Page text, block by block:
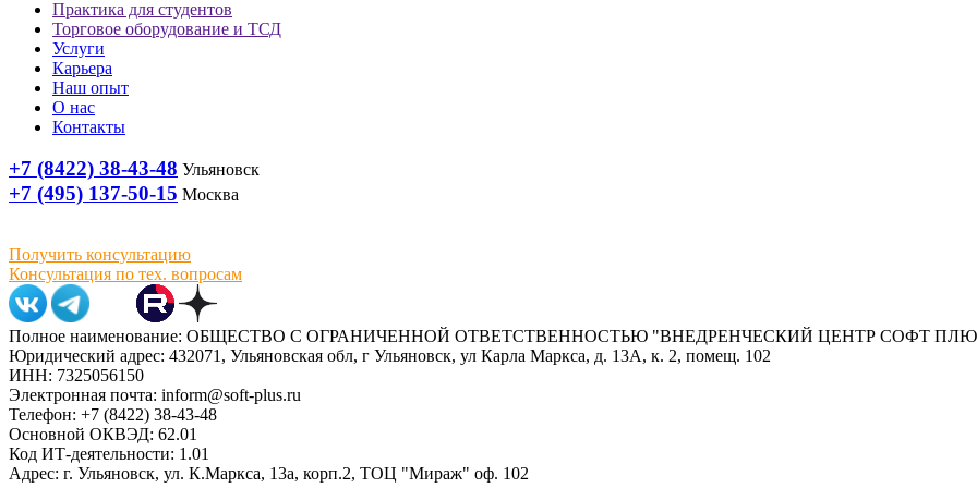
Практика для студентов
Торговое оборудование и ТСД
Услуги
Карьера
Наш опыт
О нас
Контакты
+7 (8422) 38-43-48 Ульяновск
+7 (495) 137-50-15 Москва
Получить консультацию
Консультация по тех. вопросам
Полное наименование: ОБЩЕСТВО С ОГРАНИЧЕННОЙ ОТВЕТСТВЕННОСТЬЮ "ВНЕДРЕНЧЕСКИЙ ЦЕНТР СОФТ
Юридический адрес: 432071, Ульяновская обл, г Ульяновск, ул Карла Маркса, д. 13А, к. 2, помещ. 102
ИНН: 7325056150
Электронная почта: inform@soft-plus.ru
Телефон: +7 (8422) 38-43-48
Основной ОКВЭД: 62.01
Код ИТ-деятельности: 1.01
Адрес: г. Ульяновск, ул. К.Маркса, 13а, корп.2, ТОЦ "Мираж" оф. 102